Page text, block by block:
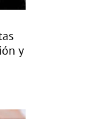
y